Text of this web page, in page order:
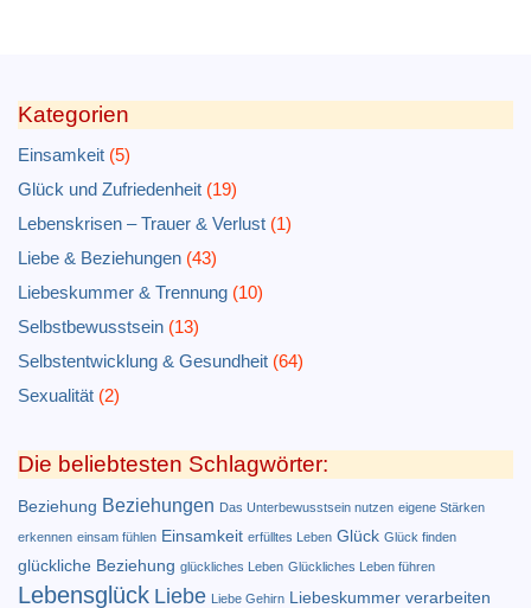
Kategorien
Einsamkeit (5)
Glück und Zufriedenheit (19)
Lebenskrisen – Trauer & Verlust (1)
Liebe & Beziehungen (43)
Liebeskummer & Trennung (10)
Selbstbewusstsein (13)
Selbstentwicklung & Gesundheit (64)
Sexualität (2)
Die beliebtesten Schlagwörter:
Beziehung Beziehungen Das Unterbewusstsein nutzen eigene Stärken
erkennen einsam fühlen Einsamkeit erfülltes Leben Glück Glück finden
glückliche Beziehung glückliches Leben Glückliches Leben führen
Lebensglück Liebe Liebe Gehirn Liebeskummer verarbeiten